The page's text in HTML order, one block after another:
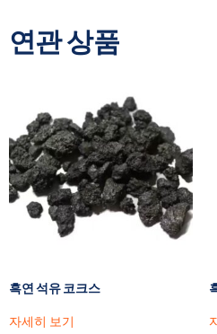
연관 상품
흑연 석유 코크스
자세히 보기